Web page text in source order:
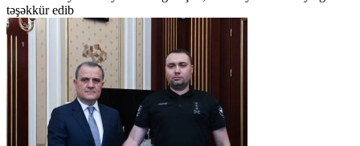
təşəkkür edib